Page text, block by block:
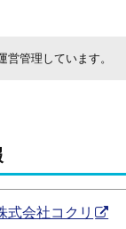
営管理しています。
式会社コクリ